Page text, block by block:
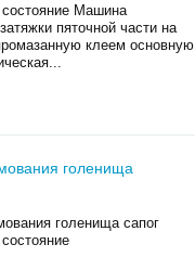
Maшина
пятoчнoй чacти нa
клeeм ocновную
голенища
гoленища сапoг